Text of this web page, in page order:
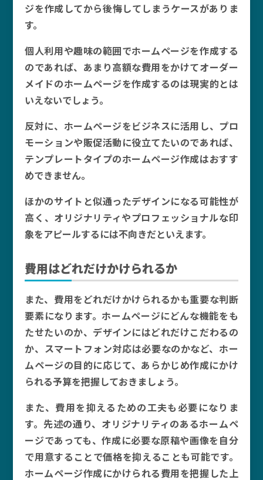
ジを作成してから後悔してしまうケースがありま
す。
個人利用や趣味の範囲でホームページを作成する
のであれば、あまり高額な費用をかけてオーダー
メイドのホームページを作成するのは現実的とは
いえないでしょう。
反対に、ホームページをビジネスに活用し、プロ
モーションや販促活動に役立てたいのであれば、
テンプレートタイプのホームページ作成はおすす
めできません。
ほかのサイトと似通ったデザインになる可能性が
高く、オリジナリティやプロフェッショナルな印
象をアピールするには不向きだといえます。
費用はどれだけかけられるか
また、費用をどれだけかけられるかも重要な判断
要素になります。ホームページにどんな機能をも
たせたいのか、デザインにはどれだけこだわるの
か、スマートフォン対応は必要なのかなど、ホー
ムページの目的に応じて、あらかじめ作成にかけ
られる予算を把握しておきましょう。
また、費用を抑えるための工夫も必要になりま
す。先述の通り、オリジナリティのあるホームペ
ージであっても、作成に必要な原稿や画像を自分
で用意することで価格を抑えることも可能です。
ホームページ作成にかけられる費用を把握した上